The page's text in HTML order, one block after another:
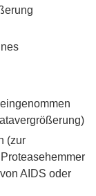
(zur
AIDS oder